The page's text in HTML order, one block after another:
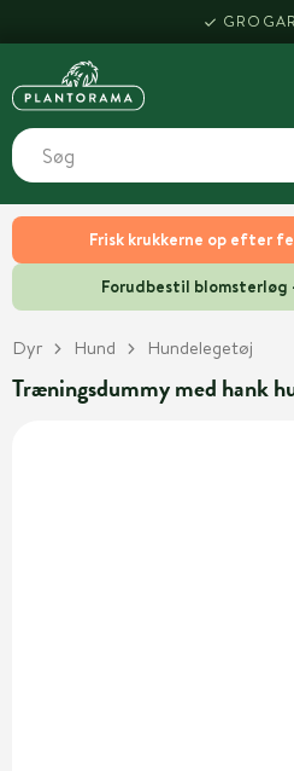
Frisk krukkerne op efter
Forudbestil blomsterløg
Dyr Hund Hundelegetøj
Træningsdummy med hank